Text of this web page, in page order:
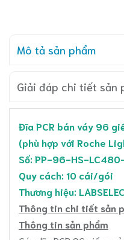
Mô tả sản phẩm
Giải đáp chi tiết sản
Đĩa PCR bán váy 96
(phù hợp với Roche
Số: PP-96-HS-
Quy cách: 10 cái/gói
Thương hiệu:
Thông tin chi tiết sản
Thông tin sản phẩm